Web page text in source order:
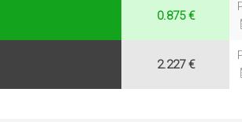
0.875 €
2.227 €